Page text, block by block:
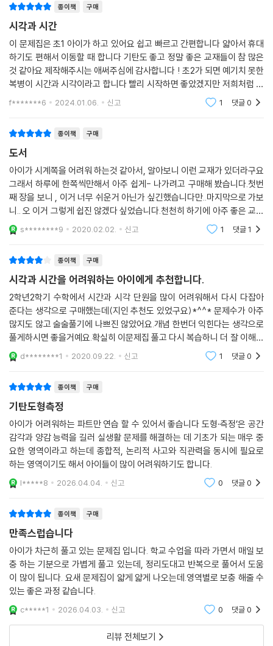
종이책 구매
시각과 시간
이 문제집은 초1 아이가 하고 있어요 쉽고 빠르고 간편합니다 얇아서 휴대
하기도 편해서 이동할 때 합니다 기탄도 좋고 정말 좋은 교재들이 참 많은
것 같아요 제작해주시는 애써주심에 감사합니다 ! 초2가 되면 예기치 못한
복병이 시간과 시각이라고 합니다 빨리 시작하면 좋았겠지만 저희처럼 천
천히 기다려 주는 것도 좋은 것 같아요 결국에는 다 하게 되더라구요 스스
f*******6 2024.01.06. 신고 1 댓글0
종이책 구매
도서
아이가 시계쪽을 어려워 하는것 같아서, 알아보니 이런 교재가 있더라구요
그래서 하루에 한쪽씩만해서 아주 쉽게- 나가려고 구매해 봤습니다.첫번
째 장을 보니 , 이거 너무 쉬운거 아닌가 싶긴했습니다만..마지막으로 가보
니.. 오 이거 그렇게 쉽진 않겠다 싶었습니다.천천히 하기에 아주 좋은 교재
이고. 아주 구매를 잘 했다 싶습니다.아이와 즐겁게 한쪽씩 나가기 손쉬운
책인것같아요~
s********9 2020.02.02. 신고 1 댓글1
종이책 구매
시각과 시간을 어려워하는 아이에게 추천합니다.
2학년2학기 수학에서 시간과 시각 단원을 많이 어려워해서 다시 다잡아
준다는 생각으로 구매했는데(지인 추천도 있었구요)*^^* 문제수가 아주
많지도 않고 술술풀기에 나쁘진 않았어요.개념 한번더 익힌다는 생각으로
풀게하시면 좋을거예요.확실히 이문제집 풀고 다시 복습하니 더 잘 이해하
는 것 같았어요.시각과 시간 단원으로 어려움을 느끼는 아이들에게 추천합
니다.
d********1 2020.09.22. 신고 1 댓글0
종이책 구매
기탄도형측정
아이가 어려워하는 파트만 연습 할 수 있어서 좋습니다 도형·측정’은 공간
감각과 양감 능력을 길러 실생활 문제를 해결하는 데 기초가 되는 매우 중
요한 영역이라고 하는데 종합적, 논리적 사고와 직관력을 동시에 필요로
하는 영역이기도 해서 아이들이 많이 어려워하기도 합니다.
l*****8 2026.04.04. 신고 0 댓글0
종이책 구매
만족스럽습니다
아이가 차근히 풀고 있는 문제집 입니다. 학교 수업을 따라 가면서 매일 보
충 하는 기분으로 가볍게 풀고 있는데, 정리도대고 반복으로 풀어서 도움
이 많이 됩니다. 요새 문제집이 얇게 얇게 나오는데.영역별로 보충 해줄 수
있는 좋은 과정 같습니다.
c*****1 2026.04.03. 신고 0 댓글0
리뷰 전체보기